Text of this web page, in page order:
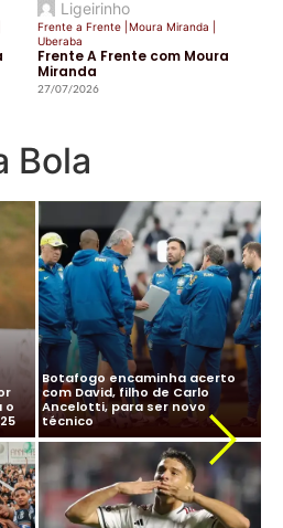
Ligeirinho
Frente a Frente Moura Miranda
Uberaba
Frente A Frente com Moura
Miranda
27/07/2026
Bola
Neymar anuncia retorno ao
Santos após 12 anos: “O Bom
Filho a Casa Retorna”